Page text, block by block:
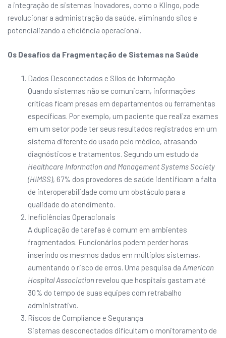
a integração de sistemas inovadores, como o Klingo, pode
revolucionar a administração da saúde, eliminando silos e
potencializando a eficiência operacional.
Os Desafios da Fragmentação de Sistemas na Saúde
Dados Desconectados e Silos de Informação
Quando sistemas não se comunicam, informações
críticas ficam presas em departamentos ou ferramentas
específicas. Por exemplo, um paciente que realiza exames
em um setor pode ter seus resultados registrados em um
sistema diferente do usado pelo médico, atrasando
diagnósticos e tratamentos. Segundo um estudo da
Healthcare Information and Management Systems Society
(HIMSS), 67% dos provedores de saúde identificam a falta
de interoperabilidade como um obstáculo para a
qualidade do atendimento.
Ineficiências Operacionais
A duplicação de tarefas é comum em ambientes
fragmentados. Funcionários podem perder horas
inserindo os mesmos dados em múltiplos sistemas,
aumentando o risco de erros. Uma pesquisa da American
Hospital Association revelou que hospitais gastam até
30% do tempo de suas equipes com retrabalho
administrativo.
Riscos de Compliance e Segurança
Sistemas desconectados dificultam o monitoramento de